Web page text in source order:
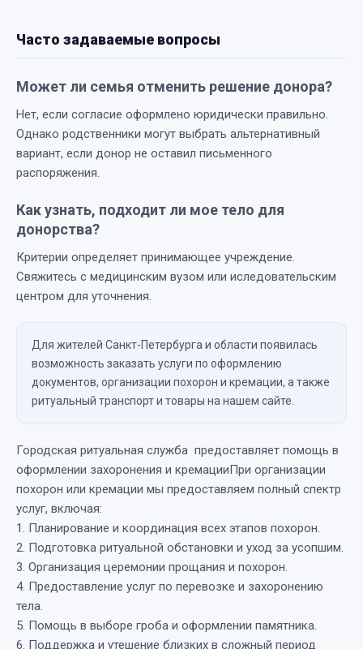
Часто задаваемые вопросы
Может ли семья отменить решение донора?
Нет, если согласие оформлено юридически правильно.
Однако родственники могут выбрать альтернативный
вариант, если донор не оставил письменного
распоряжения.
Как узнать, подходит ли мое тело для
донорства?
Критерии определяет принимающее учреждение.
Свяжитесь с медицинским вузом или иследовательским
центром для уточнения.
Для жителей Санкт-Петербурга и области появилась
возможность заказать услуги по оформлению
документов, организации похорон и кремации, а также
ритуальный транспорт и товары на нашем сайте.
Городская ритуальная служба предоставляет помощь в
оформлении захоронения и кремацииПри организации
похорон или кремации мы предоставляем полный спектр
услуг, включая:
1. Планирование и координация всех этапов похорон.
2. Подготовка ритуальной обстановки и уход за усопшим.
3. Организация церемонии прощания и похорон.
4. Предоставление услуг по перевозке и захоронению
тела.
5. Помощь в выборе гроба и оформлении памятника.
6. Поддержка и утешение близких в сложный период